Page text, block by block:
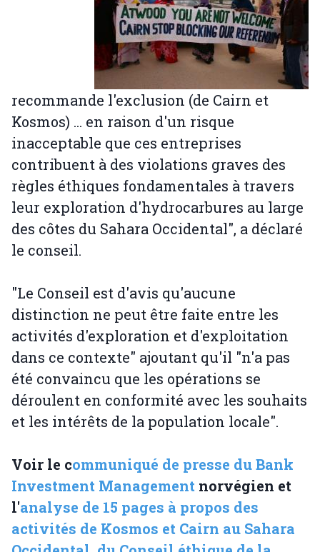
recommande l'exclusion (de Cairn et
Kosmos) ... en raison d'un risque
inacceptable que ces entreprises
contribuent à des violations graves des
règles éthiques fondamentales à travers
leur exploration d'hydrocarbures au large
des côtes du Sahara Occidental", a déclaré
le conseil.
"Le Conseil est d'avis qu'aucune
distinction ne peut être faite entre les
activités d'exploration et d'exploitation
dans ce contexte" ajoutant qu'il "n'a pas
été convaincu que les opérations se
déroulent en conformité avec les souhaits
et les intérêts de la population locale".
Voir le communiqué de presse du Bank
Investment Management norvégien et
l'analyse de 15 pages à propos des
activités de Kosmos et Cairn au Sahara